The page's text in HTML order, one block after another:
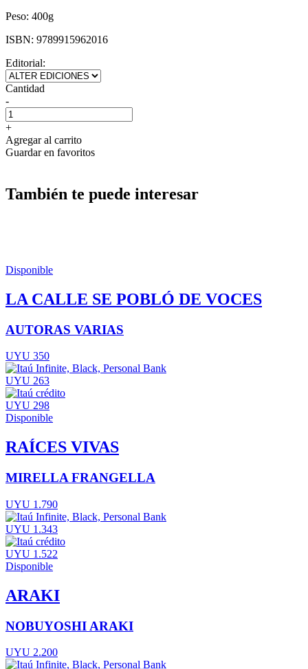
Peso: 400g
ISBN: 9789915962016
Editorial:
Cantidad
-
+
Agregar al carrito
Guardar en favoritos
También te puede interesar
Disponible
LA CALLE SE POBLÓ DE VOCES
AUTORAS VARIAS
UYU 350
UYU 263
UYU 298
Disponible
RAÍCES VIVAS
MIRELLA FRANGELLA
UYU 1.790
UYU 1.343
UYU 1.522
Disponible
ARAKI
NOBUYOSHI ARAKI
UYU 2.200